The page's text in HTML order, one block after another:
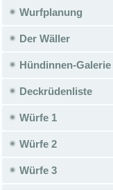
Wurfplanung
Der Wäller
Hündinnen-Galerie
Deckrüdenliste
Würfe 1
Würfe 2
Würfe 3